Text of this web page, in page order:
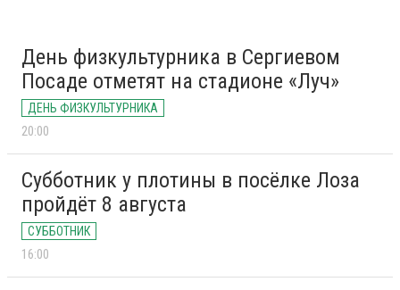
День физкультурника в Сергиевом
Посаде отметят на стадионе «Луч»
ДЕНЬ ФИЗКУЛЬТУРНИКА
20:00
Субботник у плотины в посёлке Лоза
пройдёт 8 августа
СУББОТНИК
16:00